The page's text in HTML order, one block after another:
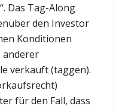
Das Tag-Along
den Investor
Konditionen
anderer
verkauft (taggen).
für den Fall, dass